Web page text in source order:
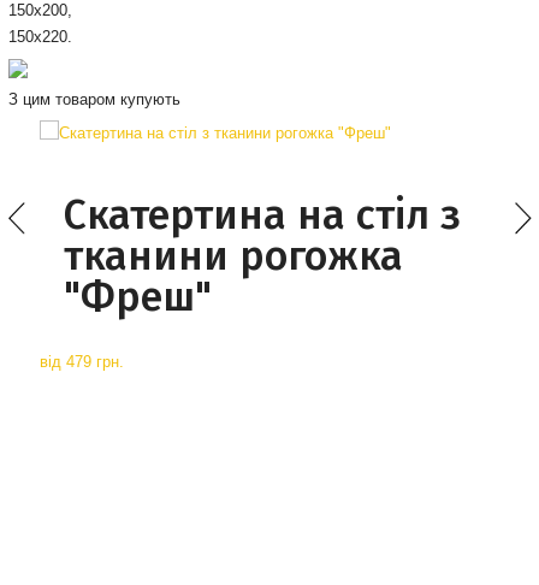
150х200,
150х220.
З цим товаром купують
Скатертина на стіл з
тканини рогожка
"Фреш"
від 479 грн.